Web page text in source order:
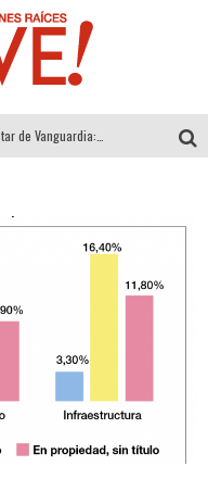
Alexandra Bedoya – La Constancia detrás de La Paletería